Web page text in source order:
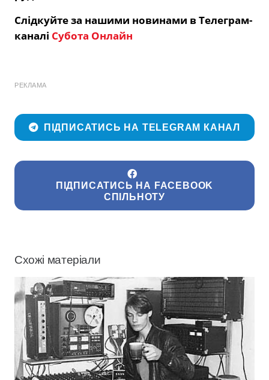
Слідкуйте за нашими новинами в Телеграм-
каналі Субота Онлайн
РЕКЛАМА
ПІДПИСАТИСЬ НА TELEGRAM КАНАЛ
ПІДПИСАТИСЬ НА FACEBOOK
СПІЛЬНОТУ
Схожі матеріали